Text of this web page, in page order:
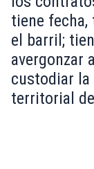
tiene fecha,
el barril;
avergonzar
custodiar la
territorial